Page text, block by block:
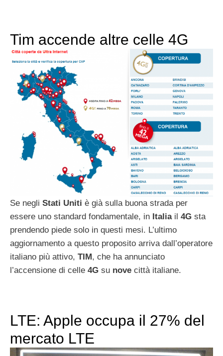
Tim accende altre celle 4G
Se negli Stati Uniti è già sulla buona strada per
essere uno standard fondamentale, in Italiail 4G sta
prendendo piede solo in questi mesi. L’ultimo
aggiornamento a questo proposito arriva dall’operatore
italiano più attivo, TIM , che ha annunciato
l’accensione di celle 4G su nove città italiane.
LTE: Apple occupa il 27% del
mercato LTE